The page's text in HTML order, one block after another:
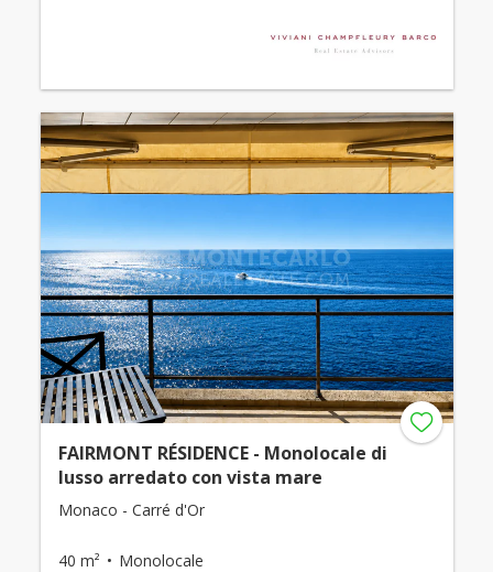
FAIRMONT RÉSIDENCE - Monolocale di
lusso arredato con vista mare
Monaco - Carré d'Or
40 m² Monolocale